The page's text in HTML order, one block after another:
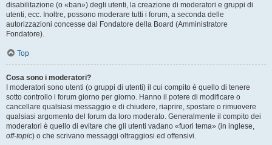
disabilitazione (o «ban») degli utenti, la creazione di moderatori e gruppi di
utenti, ecc. Inoltre, possono moderare tutti i forum, a seconda delle
autorizzazioni concesse dal Fondatore della Board (Amministratore
Fondatore).
Top
Cosa sono i moderatori?
I moderatori sono utenti (o gruppi di utenti) il cui compito è quello di tenere
sotto controllo i forum giorno per giorno. Hanno il potere di modificare o
cancellare qualsiasi messaggio e di chiudere, riaprire, spostare o rimuovere
qualsiasi argomento del forum da loro moderato. Generalmente il compito dei
moderatori è quello di evitare che gli utenti vadano «fuori tema» (in inglese,
off-topic) o che scrivano messaggi oltraggiosi ed offensivi.